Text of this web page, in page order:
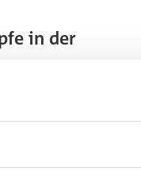
in der
Minute ist ideal, um
Sie Ihre